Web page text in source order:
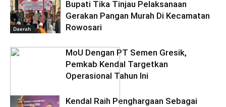
Daerah
Bupati Tika Tinjau Pelaksanaan
Gerakan Pangan Murah Di Kecamatan
Rowosari
MoU Dengan PT Semen Gresik,
Pemkab Kendal Targetkan
Operasional Tahun Ini
Kendal Raih Penghargaan Sebagai